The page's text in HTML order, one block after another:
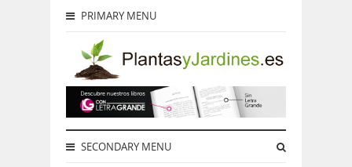
PRIMARY MENU
SECONDARY MENU